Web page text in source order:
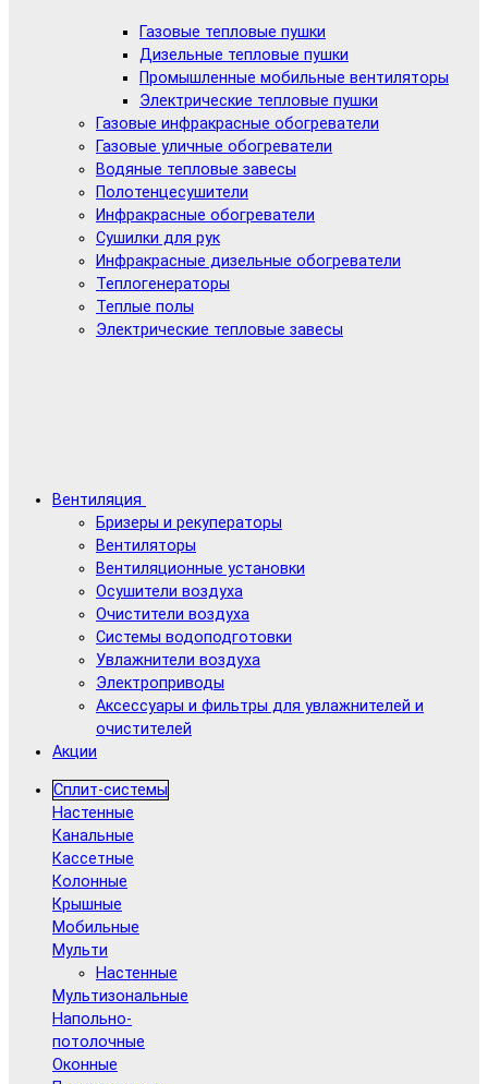
Газовые тепловые пушки
Дизельные тепловые пушки
Промышленные мобильные вентиляторы
Электрические тепловые пушки
Газовые инфракрасные обогреватели
Газовые уличные обогреватели
Водяные тепловые завесы
Полотенцесушители
Инфракрасные обогреватели
Сушилки для рук
Инфракрасные дизельные обогреватели
Теплогенераторы
Теплые полы
Электрические тепловые завесы
Вентиляция
Бризеры и рекуператоры
Вентиляторы
Вентиляционные установки
Осушители воздуха
Очистители воздуха
Системы водоподготовки
Увлажнители воздуха
Электроприводы
Аксессуары и фильтры для увлажнителей и
очистителей
Акции
Сплит-системы
Настенные
Канальные
Кассетные
Колонные
Крышные
Мобильные
Мульти
Настенные
Мультизональные
Напольно-
потолочные
Оконные